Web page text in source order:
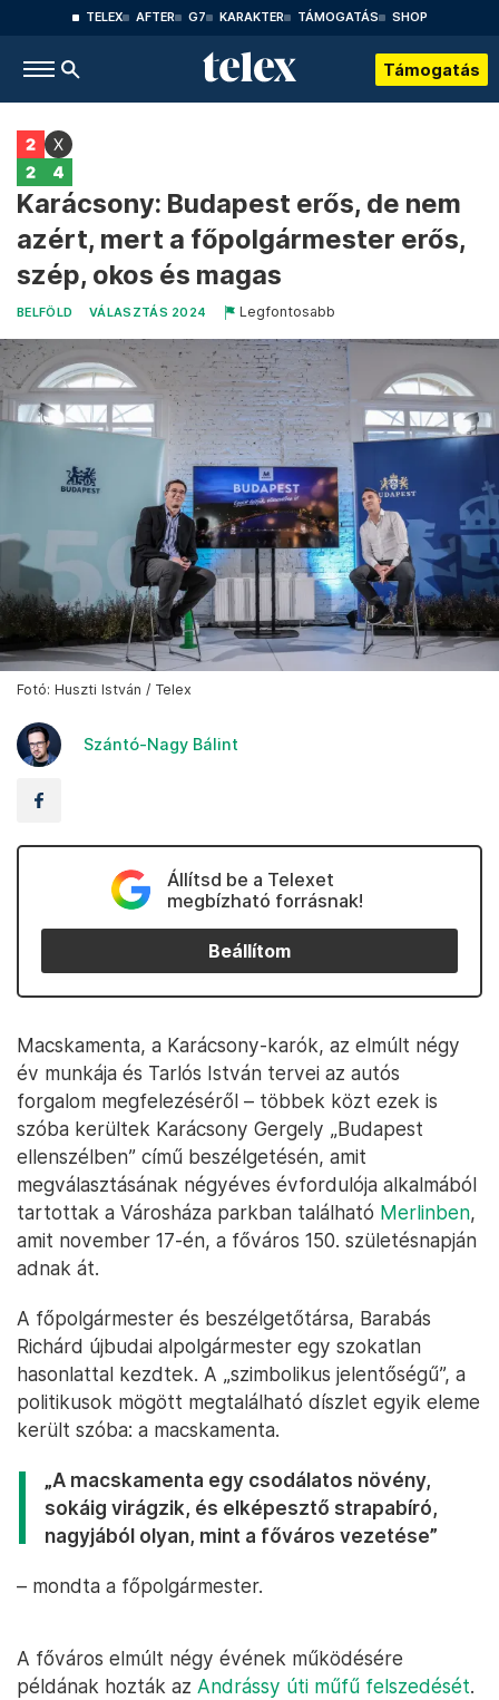
TELEX AFTER G7 KARAKTER TÁMOGATÁS SHOP
Támogatás
Karácsony: Budapest erős, de nem
azért, mert a főpolgármester erős,
szép, okos és magas
BELFÖLD VÁLASZTÁS 2024 Legfontosabb
Fotó: Huszti István / Telex
Szántó-Nagy Bálint
Állítsd be a Telexet
megbízható forrásnak!
Beállítom
Macskamenta, a Karácsony-karók, az elmúlt négy
év munkája és Tarlós István tervei az autós
forgalom megfelezéséről – többek közt ezek is
szóba kerültek Karácsony Gergely „Budapest
ellenszélben” című beszélgetésén, amit
megválasztásának négyéves évfordulója alkalmából
tartottak a Városháza parkban található Merlinben,
amit november 17-én, a főváros 150. születésnapján
adnak át.
A főpolgármester és beszélgetőtársa, Barabás
Richárd újbudai alpolgármester egy szokatlan
hasonlattal kezdtek. A „szimbolikus jelentőségű”, a
politikusok mögött megtalálható díszlet egyik eleme
került szóba: a macskamenta.
„A macskamenta egy csodálatos növény,
sokáig virágzik, és elképesztő strapabíró,
nagyjából olyan, mint a főváros vezetése”
– mondta a főpolgármester.
A főváros elmúlt négy évének működésére
példának hozták az Andrássy úti műfű felszedését.